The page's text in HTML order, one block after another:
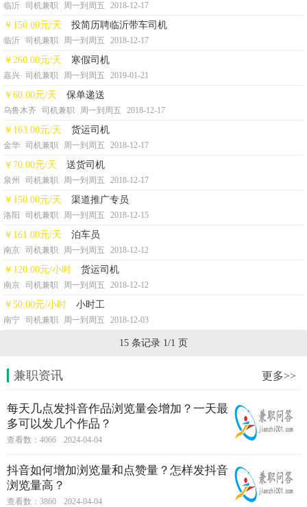
临沂 司机兼职 周一到周五 2018-12-17
￥150.00元/天 投简历聘临沂带车司机
临沂 司机兼职 周一到周五 2018-12-17
￥260.00元/天 寒假司机
嘉兴 司机兼职 周一到周五 2019-01-21
￥60.00元/天 保单递送
乌鲁木齐 司机兼职 周一到周五 2018-12-17
￥163.00元/天 货运司机
金华 司机兼职 周一到周五 2018-12-17
￥70.00元/天 送货司机
泉州 司机兼职 周一到周五 2018-12-17
￥150.00元/天 渠道推广专员
洛阳 司机兼职 周一到周五 2018-12-15
￥161.00元/天 泊车员
南京 司机兼职 周一到周五 2018-12-12
￥120.00元/小时 货运司机
南京 司机兼职 周一到周五 2018-12-12
￥50.00元/小时 小时工
南宁 司机兼职 周一到周五 2018-12-03
15 条记录 1/1 页
兼职资讯 更多>>
每天几点发抖音作品浏览量会增加？一天最
多可以发几个作品？
查看数：4066 2024-04-04
抖音如何增加浏览量和点赞量？怎样发抖音
浏览量高？
查看数：3860 2024-04-04